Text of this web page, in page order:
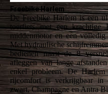
Freebike Harlem
De Freebike Harlem is een
toerfiets met een krachtige
middenmotor en een
Met hydraulische
bedienen naast de 8
afleggen van lange
enkel probleem. De
rijcomfort is verkrijgbaar in
zwart, Champagne en Antra